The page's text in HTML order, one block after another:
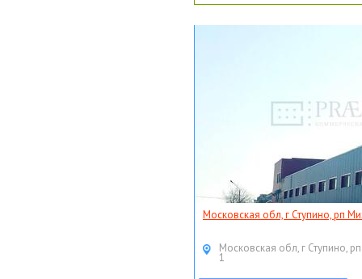
Московская обл, г Ступино, рп
Московская обл, г Ступино,
1